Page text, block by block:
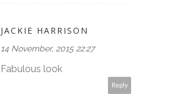
JACKIE HARRISON
14 November, 2015 22:27
Fabulous look
Reply